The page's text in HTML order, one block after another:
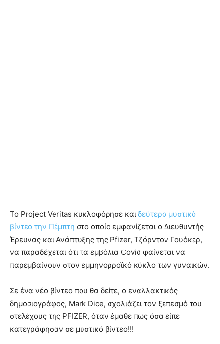
Το Project Veritas κυκλοφόρησε και δεύτερο μυστικό
βίντεο την Πέμπτη στο οποίο εμφανίζεται ο Διευθυντής
Έρευνας και Ανάπτυξης της Pfizer, Τζόρντον Γουόκερ,
να παραδέχεται ότι τα εμβόλια Covid φαίνεται να
παρεμβαίνουν στον εμμηνορροϊκό κύκλο των γυναικών.
Σε ένα νέο βίντεο που θα δείτε, ο εναλλακτικός
δημοσιογράφος, Mark Dice, σχολιάζει τον ξεπεσμό του
στελέχους της PFIZER, όταν έμαθε πως όσα είπε
κατεγράφησαν σε μυστικό βίντεο!!!